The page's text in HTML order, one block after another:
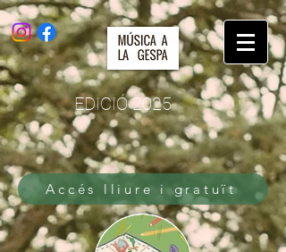
EDICIÓ 2025
Accés lliure i gratuït